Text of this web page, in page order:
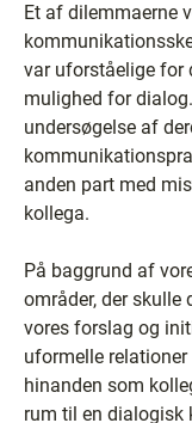
Et af dilemmaerne
var uforståelige for
mulighed for
undersøgelse af
anden part med
kollega.
På baggrund af
områder, der
vores forslag og
uformelle
hinanden som
rum til en dialogisk